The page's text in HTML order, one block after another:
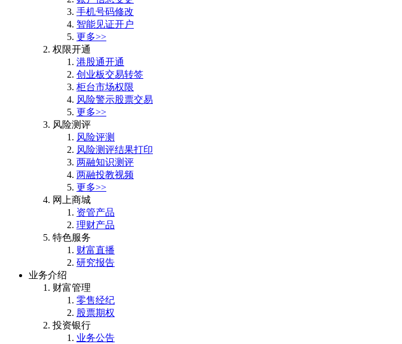
手机号码修改
智能见证开户
更多>>
权限开通
港股通开通
创业板交易转签
柜台市场权限
风险警示股票交易
更多>>
风险测评
风险评测
风险测评结果打印
两融知识测评
两融投教视频
更多>>
网上商城
资管产品
理财产品
特色服务
财富直播
研究报告
业务介绍
财富管理
零售经纪
股票期权
投资银行
业务公告